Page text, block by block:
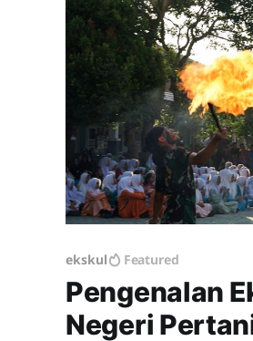
ekskul Featured
Pengenalan
Negeri